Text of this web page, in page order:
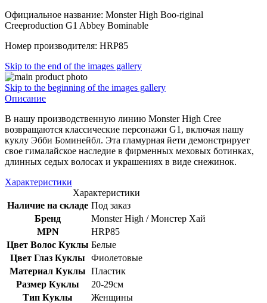
Официальное название: Monster High Boo-riginal
Creeproduction G1 Abbey Bominable
Номер производителя: HRP85
Skip to the end of the images gallery
Skip to the beginning of the images gallery
Описание
В нашу производственную линию Monster High Cree
возвращаются классические персонажи G1, включая нашу
куклу Эбби Боминейбл. Эта гламурная йети демонстрирует
свое гималайское наследие в фирменных меховых ботинках,
длинных седых волосах и украшениях в виде снежинок.
Характеристики
Характеристики
Наличие на складе Под заказ
Бренд
Monster High / Монстер Хай
MPN
HRP85
Цвет Волос Куклы Белые
Цвет Глаз Куклы
Фиолетовые
Материал Куклы Пластик
Размер Куклы
20-29см
Тип Куклы
Женщины